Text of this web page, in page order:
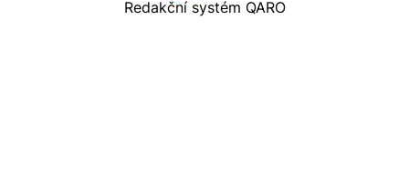
Redakční systém QARO